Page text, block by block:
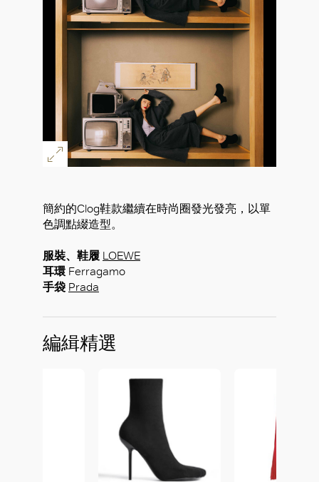
簡約的Clog鞋款繼續在時尚圈發光發亮，以單
色調點綴造型。
服裝、鞋履 LOEWE
耳環 Ferragamo
手袋 Prada
編緝精選